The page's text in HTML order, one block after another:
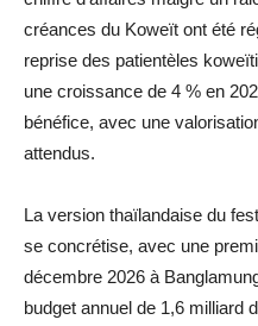
créances du Koweït ont été
reprise des patientèles
une croissance de 4 % en
bénéfice, avec une
attendus.
La version thaïlandaise du
se concrétise, avec une
décembre 2026 à
budget annuel de 1,6 milliard